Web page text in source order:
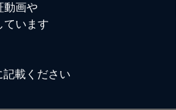
動画や
ています
載ください